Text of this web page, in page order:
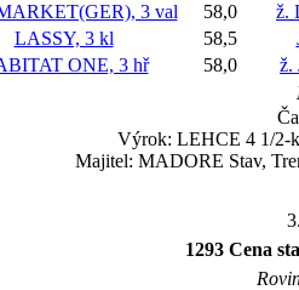
3 val 58,0
ž.
LASSY, 3 kl 58,5
ONE, 3 hř 58,0
ž.
Výrok: LEHCE 4 1/2-
Majitel: MADORE Stav,
1293 Cena